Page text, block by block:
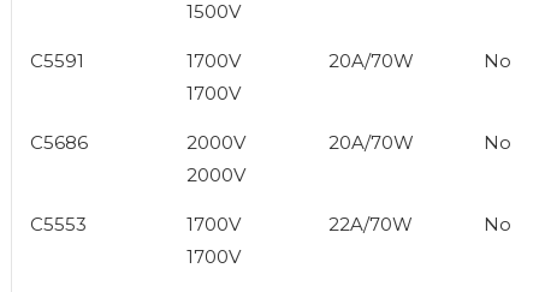
1500V
C5591
1700V
1700V
20A/70W No
C5686
2000V
2000V
20A/70W No
C5553
1700V
1700V
22A/70W No